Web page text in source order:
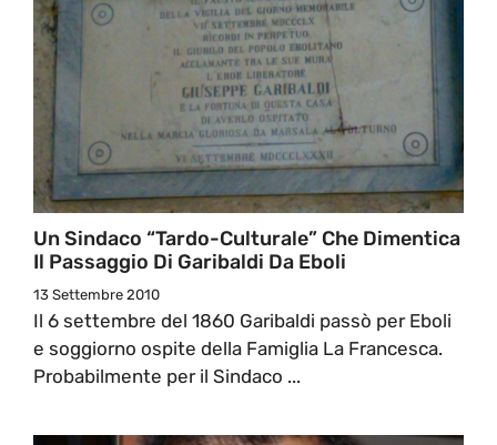
Un Sindaco “Tardo-Culturale” Che Dimentica
Il Passaggio Di Garibaldi Da Eboli
13 Settembre 2010
Il 6 settembre del 1860 Garibaldi passò per Eboli
e soggiorno ospite della Famiglia La Francesca.
Probabilmente per il Sindaco ...